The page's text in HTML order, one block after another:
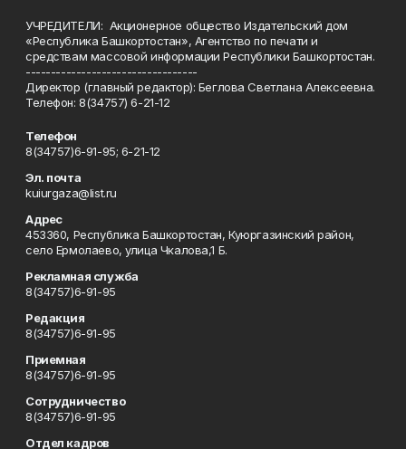
УЧРЕДИТЕЛИ: Акционерное общество Издательский дом
«Республика Башкортостан», Агентство по печати и
средствам массовой информации Республики Башкортостан.
----------------------------------
Директор (главный редактор): Беглова Светлана Алексеевна.
Телефон: 8(34757) 6-21-12
Телефон
8(34757)6-91-95; 6-21-12
Эл. почта
kuiurgaza@list.ru
Адрес
453360, Республика Башкортостан, Куюргазинский район,
село Ермолаево, улица Чкалова,1 Б.
Рекламная служба
8(34757)6-91-95
Редакция
8(34757)6-91-95
Приемная
8(34757)6-91-95
Сотрудничество
8(34757)6-91-95
Отдел кадров